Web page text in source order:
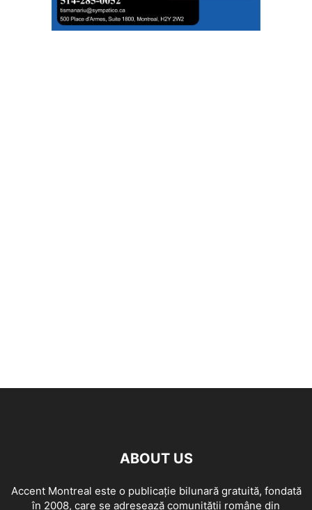
ABOUT US
Accent Montreal este o publicație bilunară gratuită, fondată
în 2008, care se adresează comunităţii române din